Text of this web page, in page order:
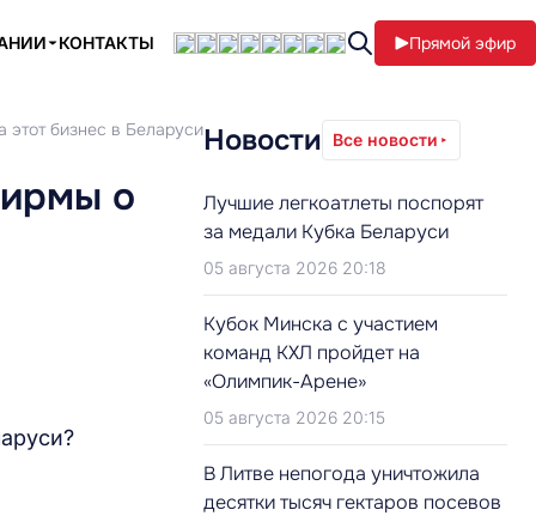
КОНТАКТЫ Прямой эфир
бизнес в Беларуси
о
Новости Все новости
Лучшие легкоатлеты поспорят
за медали Кубка Беларуси
05 августа 2026 20:18
Кубок Минска с участием
команд КХЛ пройдет на
«Олимпик-Арене»
05 августа 2026 20:15
В Литве непогода уничтожила
десятки тысяч гектаров посевов